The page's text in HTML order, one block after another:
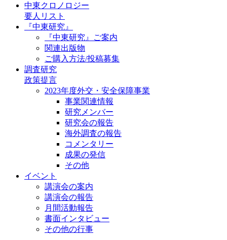
中東クロノロジー
要人リスト
『中東研究』
『中東研究』ご案内
関連出版物
ご購入方法/投稿募集
調査研究
政策提言
2023年度外交・安全保障事業
事業関連情報
研究メンバー
研究会の報告
海外調査の報告
コメンタリー
成果の発信
その他
イベント
講演会の案内
講演会の報告
月間活動報告
書面インタビュー
その他の行事